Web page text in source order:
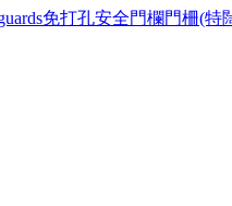
免打孔安全門欄門柵(